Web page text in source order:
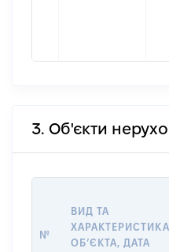
3. Об'єкти
№
ВИД ТА
ХАРАКТЕРИСТИКА
ОБʼЄКТА, ДАТА